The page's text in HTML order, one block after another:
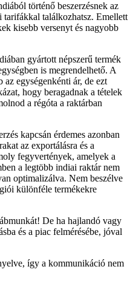
történő beszerzésnek az
tarifákkal találkozhatsz. Emellett
kisebb versenyt és nagyobb
gyártott népszerű termék
is megrendelhető. A
az egységenkénti ár, de ezt
hogy beragadnak a tételek
a régóta a raktárban
kapcsán érdemes azonban
az exportálásra és a
fegyvertények, amelyek a
a legtöbb indiai raktár nem
optimalizálva. Nem beszélve
különféle termékekre
De ha hajlandó vagy
és a piac felmérésébe, jóval
így a kommunikáció nem